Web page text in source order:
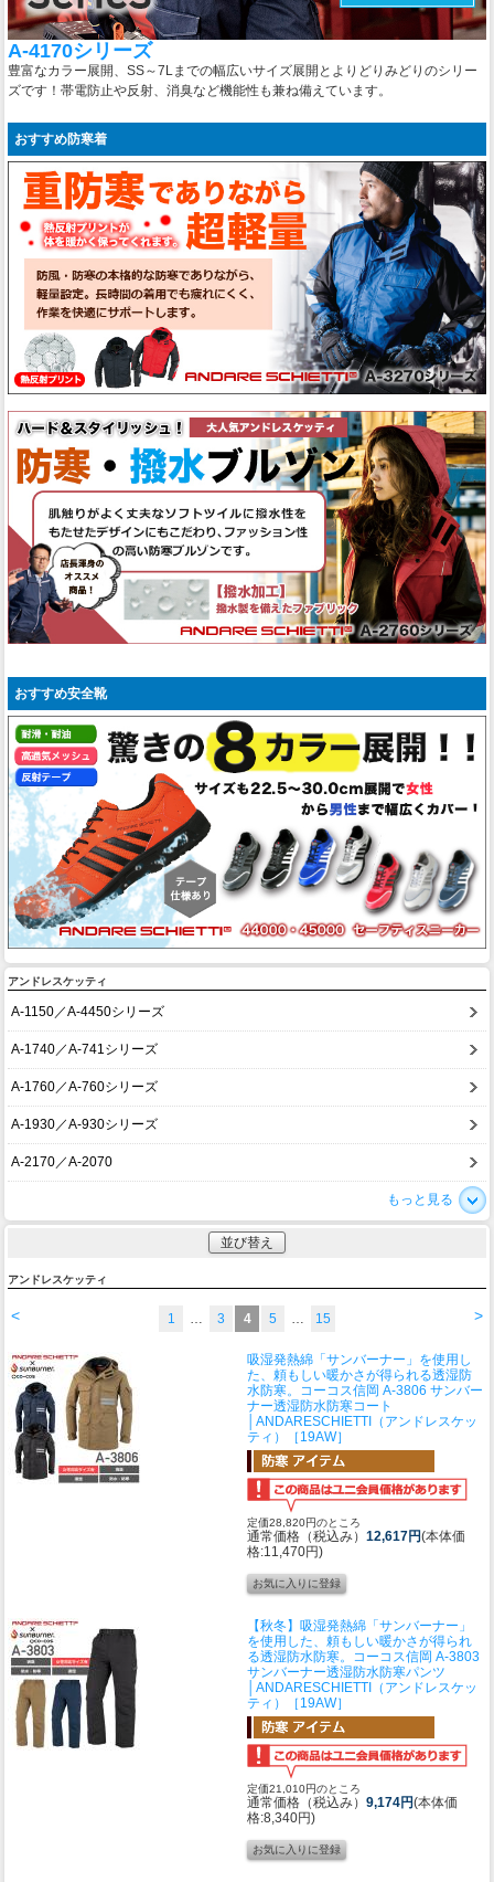
A-4170シリーズ
豊富なカラー展開、SS～7Lまでの幅広いサイズ展開とよりどりみどりのシリー
ズです！帯電防止や反射、消臭など機能性も兼ね備えています。
おすすめ防寒着
おすすめ安全靴
アンドレスケッティ
A-1150／A-4450シリーズ
A-1740／A-741シリーズ
A-1760／A-760シリーズ
A-1930／A-930シリーズ
A-2170／A-2070
もっと見る
並び替え
アンドレスケッティ
< >
1 3 4 5 15
吸湿発熱綿「サンバーナー」を使用し
た、頼もしい暖かさが得られる透湿防
水防寒。
コーコス信岡 A-3806 サンバー
ナー透湿防水防寒コート
│ANDARESCHIETTI（アンドレスケッ
ティ）［19AW］
定価28,820円のところ
通常価格（税込み） 12,617円(本体価
格:11,470円)
【秋冬】吸湿発熱綿「サンバーナー」
を使用した、頼もしい暖かさが得られ
る透湿防水防寒。
コーコス信岡 A-3803
サンバーナー透湿防水防寒パンツ
│ANDARESCHIETTI（アンドレスケッ
ティ）［19AW］
定価21,010円のところ
通常価格（税込み） 9,174円(本体価
格:8,340円)